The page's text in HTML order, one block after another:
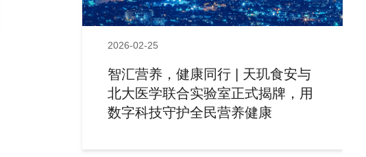
2026-02-25
智汇营养，健康同行 | 天玑食安与
北大医学联合实验室正式揭牌，用
数字科技守护全民营养健康